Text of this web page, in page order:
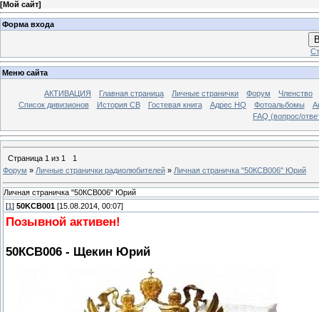
[Мой сайт]
Форма входа
Меню сайта
АКТИВАЦИЯ Главная страница Личные странички Форум
Членство
Список дивизионов
История СВ Гостевая книга Адрес HQ Фотоальбомы
FAQ (вопрос/
Страница 1 из 1
1
Форум » Личные странички радиолюбителей » Личная страничка "50КСВ006" Юрий
Личная страничка "50КСВ006" Юрий
[1 ] 50KCB001 [15.08.2014, 00:07]
Позывной активен!
50КСВ006 - Щекин Юрий